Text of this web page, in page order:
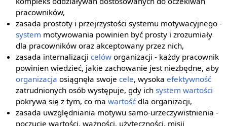
pracowników,
zasada prostoty i przejrzystości systemu motywacyjnego -
system motywowania powinien być prosty i zrozumiały
dla pracowników oraz akceptowany przez nich,
zasada internalizacjicelów organizacji - każdy pracownik
powinien wiedzieć, jakie zachowanie jest niezbędne, aby
organizacja osiągnęła swojecele, wysokaefektywność
zatrudnionych osób występuje, gdy ichsystem wartości
pokrywa się z tym, co mawartość dla organizacji,
zasada uwzględniania motywu samo-urzeczywistnienia -
poczucie wartości, ważności, użyteczności, misji